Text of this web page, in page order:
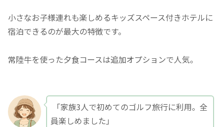
小さなお子様連れも楽しめるキッズスペース付きホテルに
宿泊できるのが最大の特徴です。
常陸牛を使った夕食コースは追加オプションで人気。
「家族3人で初めてのゴルフ旅行に利用。全
員楽しめました」